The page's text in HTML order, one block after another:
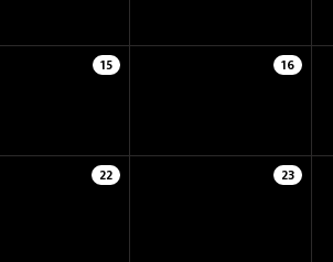
15 16
22 23